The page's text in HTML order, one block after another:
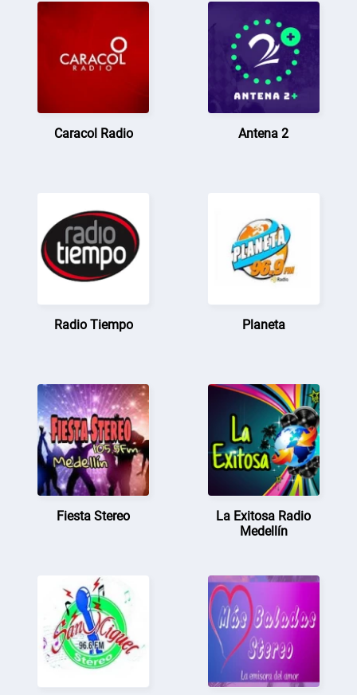
Caracol Radio Antena 2
Radio Tiempo Planeta
Fiesta Stereo
La Exitosa Radio
Medellín